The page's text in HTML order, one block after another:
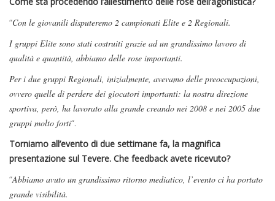
“Con le giovanili disputeremo 2 campionati Elite e 2 Regionali.
I gruppi Elite sono stati costruiti grazie ad un grandissimo lavoro di
qualità e quantità, abbiamo delle rose importanti.
Per i due gruppi Regionali, inizialmente, avevamo delle preoccupazioni,
ovvero quelle di perdere dei giocatori importanti: la nostra direzione
sportiva, però, ha lavorato alla grande creando nei 2008 e nei 2005 due
gruppi molto forti“.
Torniamo all’evento di due settimane fa, la magnifica
presentazione sul Tevere. Che feedback avete ricevuto?
“Abbiamo avuto un grandissimo ritorno mediatico, l’evento ci ha portato
grande visibilità.